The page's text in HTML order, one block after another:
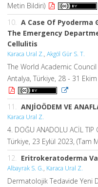
Metin Bildiri)
10.
A Case Of
The Emergency
Cellulitis
Karaca Ural Z., Akgöl Gür S. T.
The World Academic Council
Antalya, Türkiye, 28 - 31
11. ANJİOÖDEM VE
Karaca Ural Z.
4. DOĞU ANADOLU ACİL
Türkiye, 23 Eylül 2023, (Tam
12. Eritrokeratoderma
Albayrak S. G., Karaca Ural Z.
Dermatolojik Tedavide Yeni